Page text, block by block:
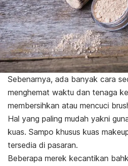
Sebenarnya, ada banyak cara
menghemat waktu dan tenaga
membersihkan atau mencuci
Hal yang paling mudah yakni
kuas. Sampo khusus kuas
tersedia di pasaran.
Beberapa merek kecantikan